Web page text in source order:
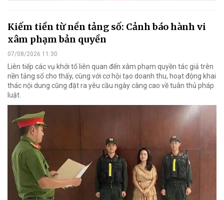
Kiếm tiền từ nền tảng số: Cảnh báo hành vi
xâm phạm bản quyền
07/08/2026 11:30
Liên tiếp các vụ khởi tố liên quan đến xâm phạm quyền tác giả trên
nền tảng số cho thấy, cùng với cơ hội tạo doanh thu, hoạt động khai
thác nội dung cũng đặt ra yêu cầu ngày càng cao về tuân thủ pháp
luật.